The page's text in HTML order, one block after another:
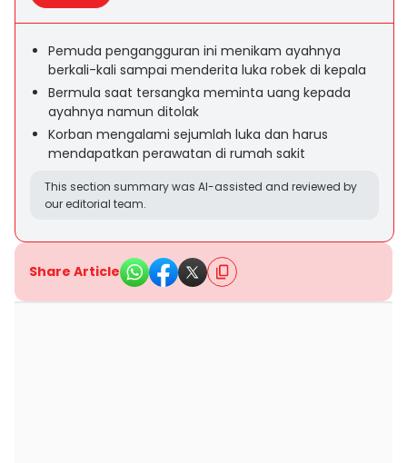
Pemuda pengangguran ini menikam ayahnya
berkali-kali sampai menderita luka robek di kepala
Bermula saat tersangka meminta uang kepada
ayahnya namun ditolak
Korban mengalami sejumlah luka dan harus
mendapatkan perawatan di rumah sakit
This section summary was AI-assisted and reviewed by
our editorial team.
Share Article